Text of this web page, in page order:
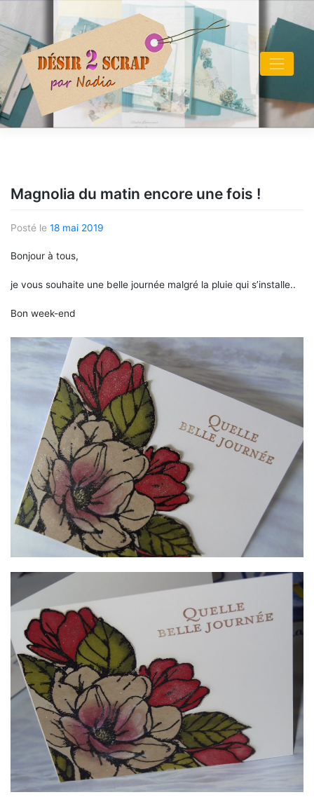
content
Magnolia du matin encore une fois !
Posté le 18 mai 2019
Bonjour à tous,
je vous souhaite une belle journée malgré la pluie qui s’installe..
Bon week-end